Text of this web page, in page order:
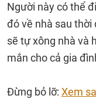
Người này có thể
đó về nhà sau
sẽ tự xông nhà và
mắn cho cả gia
Đừng bỏ lỡ: Xem